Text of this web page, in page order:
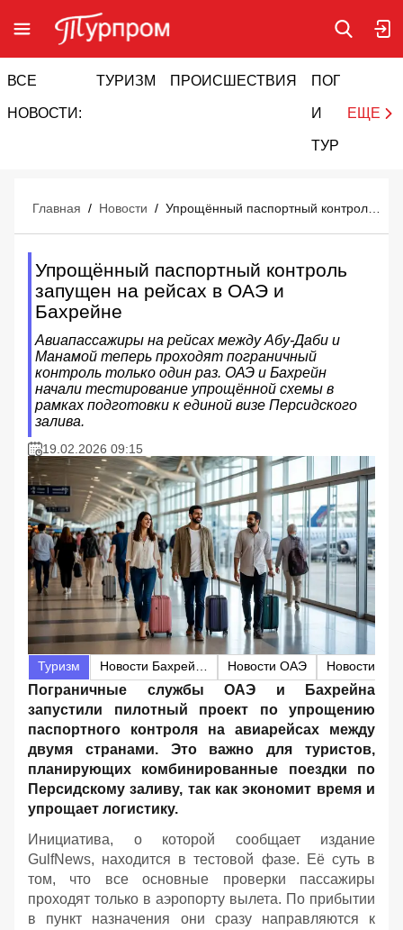
ВСЕ
НОВОСТИ:
ТУРИЗМ ПРОИСШЕСТВИЯ ПОГОДА
И
ТУРИЗМ
ЕЩЕ
Главная / Новости /
Упрощённый паспортный контроль
запущен на рейсах в ОАЭ и
Бахрейне
Авиапассажиры на рейсах между Абу-Даби и
Манамой теперь проходят пограничный
контроль только один раз. ОАЭ и Бахрейн
начали тестирование упрощённой схемы в
рамках подготовки к единой визе Персидского
залива.
19.02.2026 09:15
Туризм Новости Бахрейна Новости ОАЭ Новости
Пограничные службы ОАЭ и Бахрейна
запустили пилотный проект по упрощению
паспортного контроля на авиарейсах между
двумя странами. Это важно для туристов,
планирующих комбинированные поездки по
Персидскому заливу, так как экономит время и
упрощает логистику.
Инициатива, о которой сообщает издание
GulfNews, находится в тестовой фазе. Её суть в
том, что все основные проверки пассажиры
проходят только в аэропорту вылета. По прибытии
в пункт назначения они сразу направляются к